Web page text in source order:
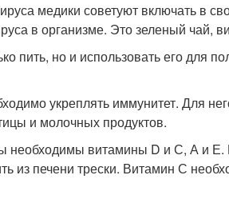
медики советуют включать в
в организме. Это зеленый чай,
пить, но и использовать его для
укреплять иммунитет. Для
и молочных продуктов.
необходимы витамины D и С, А и Е.
из печени трески. Витамин С